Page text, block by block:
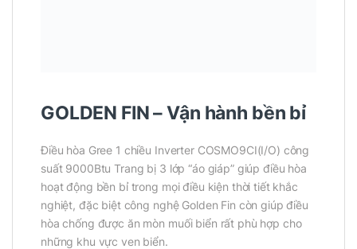
GOLDEN FIN – Vận hành bền bỉ
Điều hòa Gree 1 chiều Inverter COSMO9CI(I/O) công
suất 9000Btu Trang bị 3 lớp “áo giáp” giúp điều hòa
hoạt động bền bỉ trong mọi điều kiện thời tiết khắc
nghiệt, đặc biệt công nghệ Golden Fin còn giúp điều
hòa chống được ăn mòn muối biển rất phù hợp cho
những khu vực ven biển.